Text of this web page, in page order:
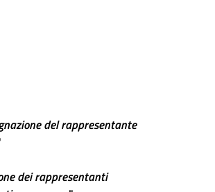
del rappresentante
dei rappresentanti